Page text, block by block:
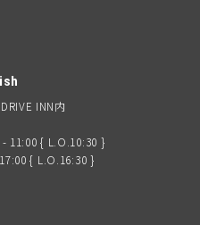
INN内
11:00 { L.O.10:30 }
{ L.O.16:30 }